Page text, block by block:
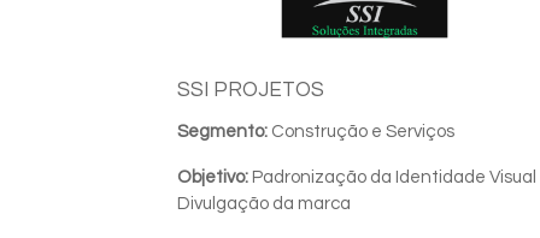
SSI PROJETOS
Segmento: Construção e Serviços
Objetivo: Padronização da Identidade Visual
Divulgação da marca